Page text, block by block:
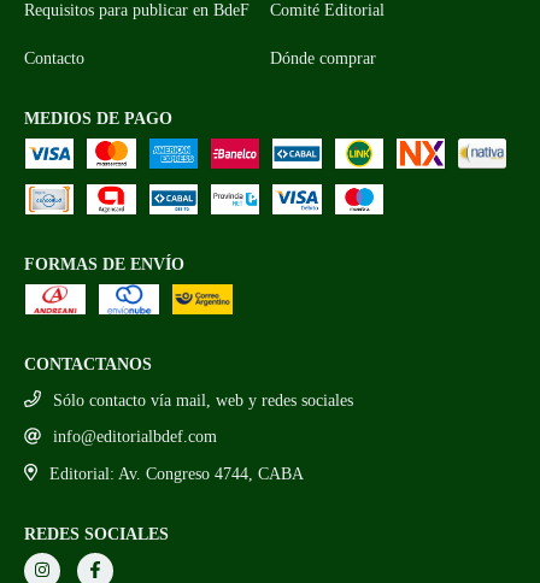
Requisitos para publicar en BdeF Comité Editorial
Contacto Dónde comprar
MEDIOS DE PAGO
FORMAS DE ENVÍO
CONTACTANOS
Sólo contacto vía mail, web y redes sociales
info@editorialbdef.com
Editorial: Av. Congreso 4744, CABA
REDES SOCIALES